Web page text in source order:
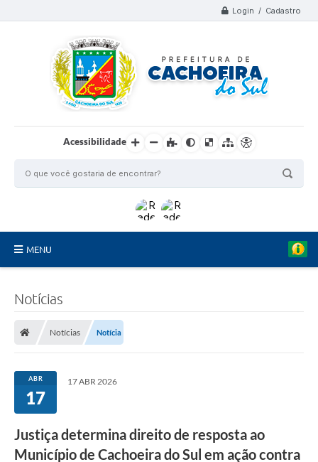
Login / Cadastro
Acessibilidade
MENU
Conselhos Municipais
Serviços on-line
Turismo
Notícias
Notícias Notícia
ABR
17
17 ABR 2026
Justiça determina direito de resposta ao
Município de Cachoeira do Sul em ação contra